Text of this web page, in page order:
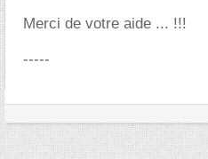
Merci de votre aide ... !!!
-----